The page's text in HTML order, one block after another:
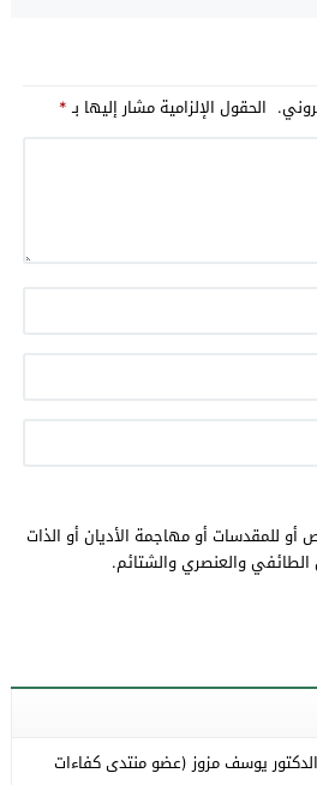
الحقول الإلزامية مشار إليها بـ*
أو للمقدسات أو مهاجمة الأديان أو الذات
الطائفي والعنصري والشتائم.
يوسف مزوز (عضو منتدى كفاءات